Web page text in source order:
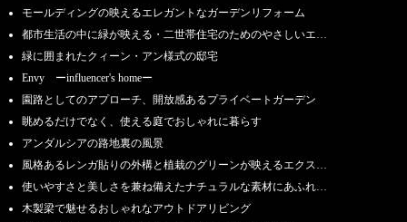
モールディングの映えるエレガントなガーデンリフォーム
都市生活の中に緑が映える・二世帯住宅のためのやさしいエ…
緑に囲まれたクィーン・アン様式の邸宅
Envy ーinfluencer's homeー
園路としてのアプローチ、開放感あるプライベートガーデン
眺めるだけでなく、使える庭でおしゃれに暮らす
アンダルシアの路地裏の風景
風格あるレンガ貼りの外構と植栽のグリーンが映えるエクス…
使いやすさと美しさを兼ね備えたナチュラルな素材にあふれ…
木製梁で魅せるおしゃれなアウトドアリビング